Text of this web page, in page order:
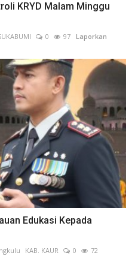
KRYD Malam Minggu
0 97 Laporkan
Edukasi Kepada
KAB. KAUR 0
72